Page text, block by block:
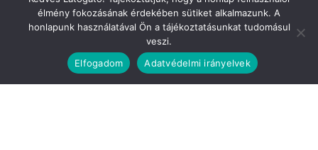
mindenféle témában, tehát Neked csak el kell kezdened az
életmódváltást, válj magabiztossá és kezdd el megosztani a
tapasztalataidat, eredményeidet az egészségesebb, boldogabb
önmagadról a barátaidnak, a családodnak!
Kapcsolat:kapcsolat@eletmodvaltas.hu
élmény fokozásának érdekében sütiket alkalmazunk. A
honlapunk használatával Ön a tájékoztatásunkat tudomásul
veszi.
Elfogadom
Adatvédelmi irányelvek